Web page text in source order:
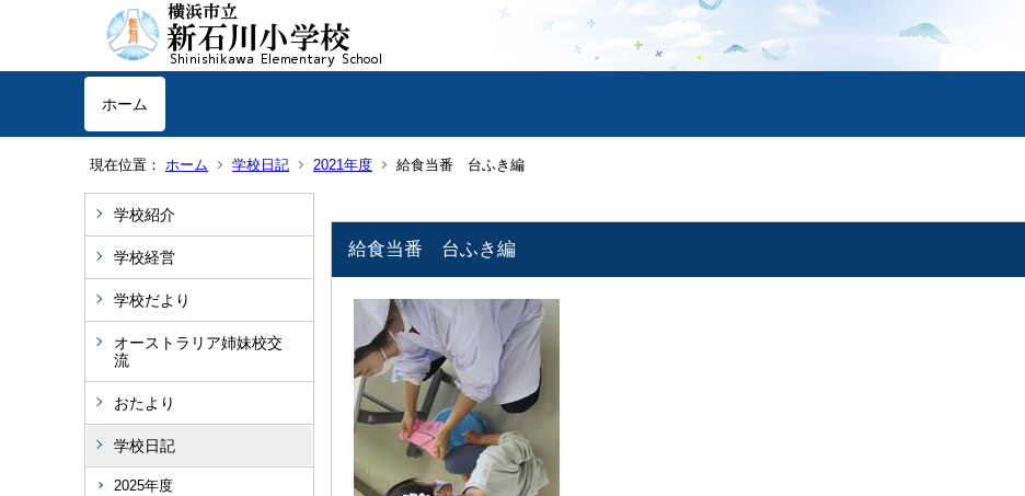
ホーム
現在位置： ホーム 学校日記 2021年度 給食当番 台ふき編
学校紹介
学校経営
学校だより
オーストラリア姉妹校交
流
おたより
学校日記
2025年度
給食当番 台ふき編